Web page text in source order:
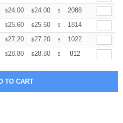
$24.00 $24.00 $ 24.00
2088
$25.60 $25.60 $ 25.60
1814
$27.20 $27.20 $ 27.20
1022
$28.80 $28.80 $ 28.80
812